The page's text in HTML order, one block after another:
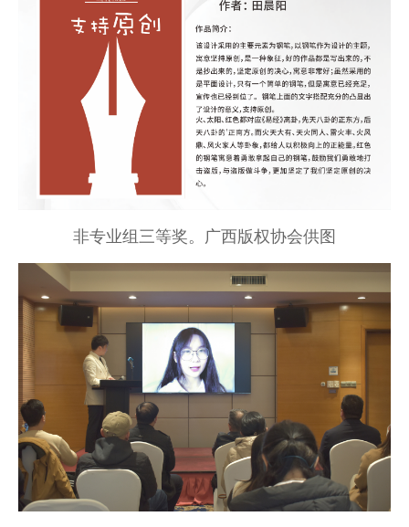
非专业组三等奖。广西版权协会供图